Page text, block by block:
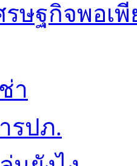
ษฐกิจพอเพี
า
รปภ.